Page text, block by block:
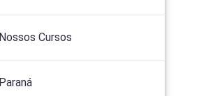
Nossos Cursos
Paraná